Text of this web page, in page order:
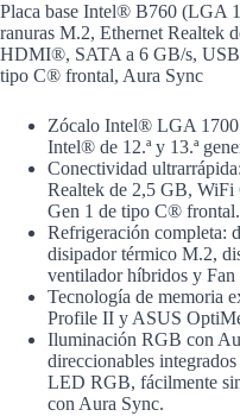
Placa base Intel® B760 (LGA
ranuras M.2, Ethernet Realtek
HDMI®, SATA a 6 GB/s, USB
tipo C® frontal, Aura Sync
Zócalo Intel® LGA 1700:
Intel® de 12.ª y 13.ª
Conectividad
Realtek de 2,5 GB,
Gen 1 de tipo C® frontal.
Refrigeración completa:
disipador térmico M.2,
ventilador híbridos y
Tecnología de memoria
Profile II y ASUS
Iluminación RGB con
direccionables
LED RGB, fácilmente
con Aura Sync.